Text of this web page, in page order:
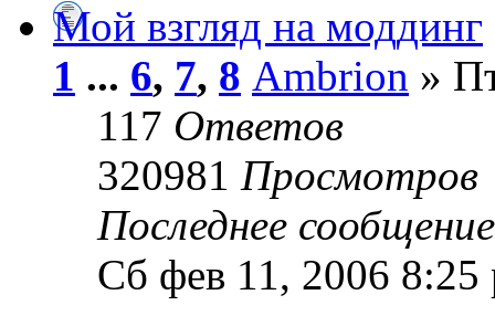
Мой взгляд на моддинг
1 ... 6, 7, 8 Ambrion »
117 Ответов
320981 Просмотров
Последнее
Сб фев 11, 2006 8:25